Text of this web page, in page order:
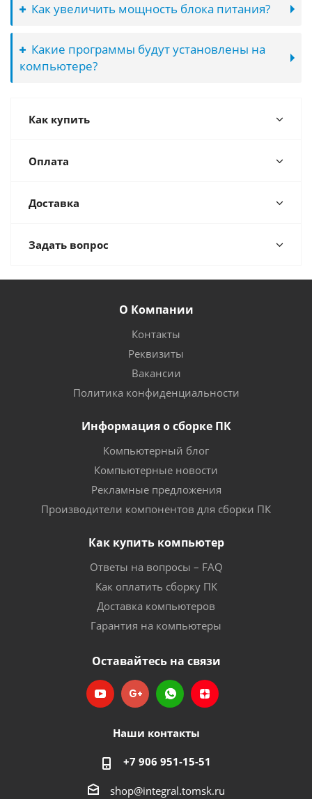
Как увеличить мощность блока питания?
Какие программы будут установлены на
компьютере?
Как купить
Оплата
Доставка
Задать вопрос
О Компании
Контакты
Реквизиты
Вакансии
Политика конфиденциальности
Информация о сборке ПК
Компьютерный блог
Компьютерные новости
Рекламные предложения
Производители компонентов для сборки ПК
Как купить компьютер
Ответы на вопросы – FAQ
Как оплатить сборку ПК
Доставка компьютеров
Гарантия на компьютеры
Оставайтесь на связи
Наши контакты
+7 906 951-15-51
shop@integral.tomsk.ru